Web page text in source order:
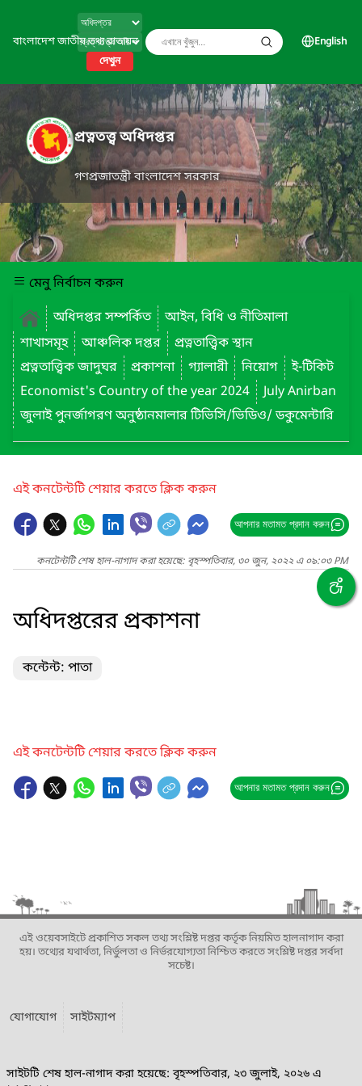
বাংলাদেশ জাতীয় তথ্য বাতায়ন
দেখুন
English
প্রত্নতত্ত্ব অধিদপ্তর
গণপ্রজাতন্ত্রী বাংলাদেশ সরকার
মেনু নির্বাচন করুন
অধিদপ্তর সম্পর্কিত
আইন, বিধি ও নীতিমালা
শাখাসমূহ
আঞ্চলিক দপ্তর
প্রত্নতাত্ত্বিক স্থান
প্রত্নতাত্ত্বিক জাদুঘর
প্রকাশনা গ্যালারী নিয়োগ
ই-টিকিট
Economist's Country of the year 2024
July Anirban
জুলাই পুনর্জাগরণ অনুষ্ঠানমালার টিভিসি/ভিডিও/ ডকুমেন্টারি
এই কনটেন্টটি শেয়ার করতে ক্লিক করুন
আপনার মতামত প্রদান করুন
কনটেন্টটি শেষ হাল-নাগাদ করা হয়েছে: বৃহস্পতিবার, ৩০ জুন, ২০২২ এ ০৯:০৩ PM
অধিদপ্তরের প্রকাশনা
কন্টেন্ট: পাতা
এই কনটেন্টটি শেয়ার করতে ক্লিক করুন
আপনার মতামত প্রদান করুন
এই ওয়েবসাইটে প্রকাশিত সকল তথ্য সংশ্লিষ্ট দপ্তর কর্তৃক নিয়মিত হালনাগাদ করা
হয়। তথ্যের যথার্থতা, নির্ভুলতা ও নির্ভরযোগ্যতা নিশ্চিত করতে সংশ্লিষ্ট দপ্তর সর্বদা
সচেষ্ট।
যোগাযোগ সাইটম্যাপ
সাইটটি শেষ হাল-নাগাদ করা হয়েছে: বৃহস্পতিবার, ২৩ জুলাই, ২০২৬ এ